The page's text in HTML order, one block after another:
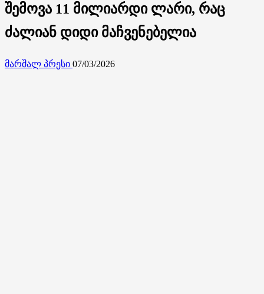
შემოვა 11 მილიარდი ლარი, რაც
ძალიან დიდი მაჩვენებელია
მარშალ პრესი 07/03/2026